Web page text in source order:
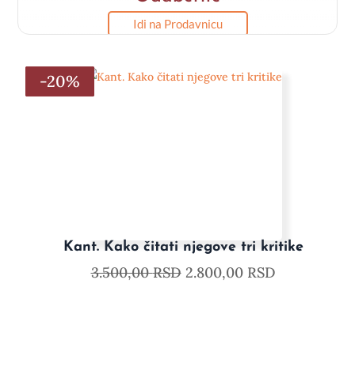
Idi na Prodavnicu
-20%
Kant. Kako čitati njegove tri kritike
3.500,00RSD 2.800,00 RSD
-20%
-20%
-20%
-20%
-20%